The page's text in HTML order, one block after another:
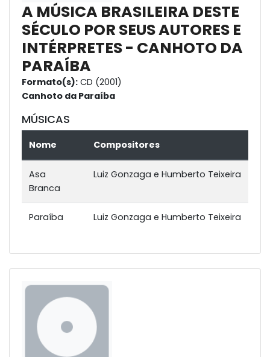
A MÚSICA BRASILEIRA DESTE
SÉCULO POR SEUS AUTORES E
INTÉRPRETES - CANHOTO DA
PARAÍBA
Formato(s): CD (2001)
Canhoto da Paraíba
MÚSICAS
Nome Compositores
Asa
Branca
Luiz Gonzaga e Humberto Teixeira
Paraíba Luiz Gonzaga e Humberto Teixeira